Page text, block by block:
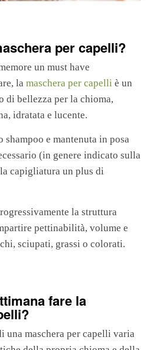
per capelli?
un must have
la maschera per capelli è un
di bellezza per la chioma,
idratata e lucente.
e mantenuta in posa
(in genere indicato sulla
capigliatura un plus di
la struttura
pettinabilità, volume e
sciupati, grassi o colorati.
fare la
una maschera per capelli varia